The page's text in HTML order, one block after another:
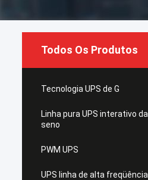
Todos Os Produtos
Tecnologia UPS de G
Linha pura UPS interativo
seno
PWM UPS
UPS linha de alta freqüência